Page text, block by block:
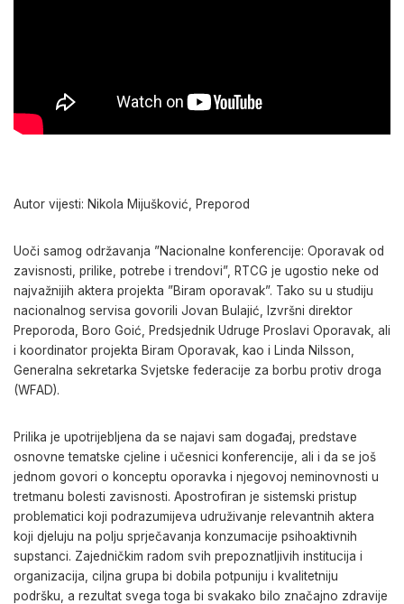
Autor vijesti: Nikola Mijušković, Preporod
Uoči samog održavanja ”Nacionalne konferencije: Oporavak od
zavisnosti, prilike, potrebe i trendovi”, RTCG je ugostio neke od
najvažnijih aktera projekta ”Biram oporavak”. Tako su u studiju
nacionalnog servisa govorili Jovan Bulajić, Izvršni direktor
Preporoda, Boro Goić, Predsjednik Udruge Proslavi Oporavak, ali
i koordinator projekta Biram Oporavak, kao i Linda Nilsson,
Generalna sekretarka Svjetske federacije za borbu protiv droga
(WFAD).
Prilika je upotrijebljena da se najavi sam događaj, predstave
osnovne tematske cjeline i učesnici konferencije, ali i da se još
jednom govori o konceptu oporavka i njegovoj neminovnosti u
tretmanu bolesti zavisnosti. Apostrofiran je sistemski pristup
problematici koji podrazumijeva udruživanje relevantnih aktera
koji djeluju na polju sprječavanja konzumacije psihoaktivnih
supstanci. Zajedničkim radom svih prepoznatljivih institucija i
organizacija, ciljna grupa bi dobila potpuniju i kvalitetniju
podršku, a rezultat svega toga bi svakako bilo značajno zdravije